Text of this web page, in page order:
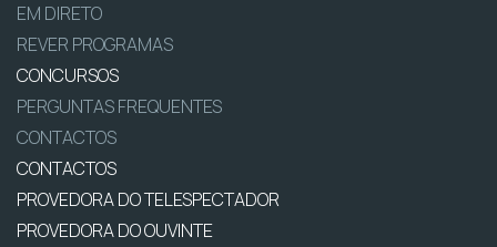
EM DIRETO
REVER PROGRAMAS
CONCURSOS
PERGUNTAS FREQUENTES
CONTACTOS
CONTACTOS
PROVEDORA DO TELESPECTADOR
PROVEDORA DO OUVINTE